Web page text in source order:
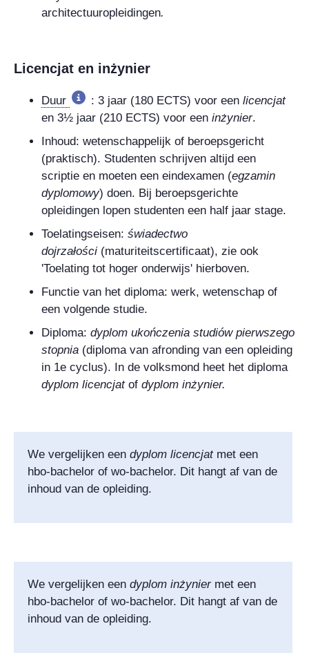
architectuuropleidingen.
Licencjat en inżynier
Duur : 3 jaar (180 ECTS) voor een licencjat
en 3½ jaar (210 ECTS) voor een inżynier.
Inhoud: wetenschappelijk of beroepsgericht
(praktisch). Studenten schrijven altijd een
scriptie en moeten een eindexamen (egzamin
dyplomowy) doen. Bij beroepsgerichte
opleidingen lopen studenten een half jaar stage.
Toelatingseisen: świadectwo
dojrzałości (maturiteitscertificaat), zie ook
'Toelating tot hoger onderwijs' hierboven.
Functie van het diploma: werk, wetenschap of
een volgende studie.
Diploma: dyplom ukończenia studiów pierwszego
stopnia (diploma van afronding van een opleiding
in 1e cyclus). In de volksmond heet het diploma
dyplom licencjatof dyplom inżynier.
We vergelijken een dyplom licencjatmet een
hbo-bachelor of wo-bachelor. Dit hangt af van de
inhoud van de opleiding.
We vergelijken een dyplom inżyniermet een
hbo-bachelor of wo-bachelor. Dit hangt af van de
inhoud van de opleiding.